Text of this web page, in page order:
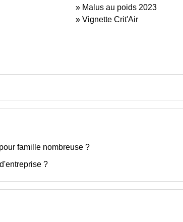
Malus au poids 2023
Vignette Crit'Air
famille nombreuse ?
?